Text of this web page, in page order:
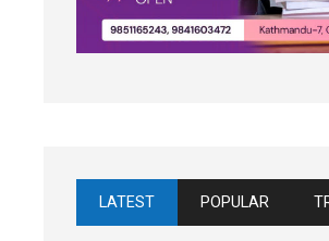
LATEST POPULAR